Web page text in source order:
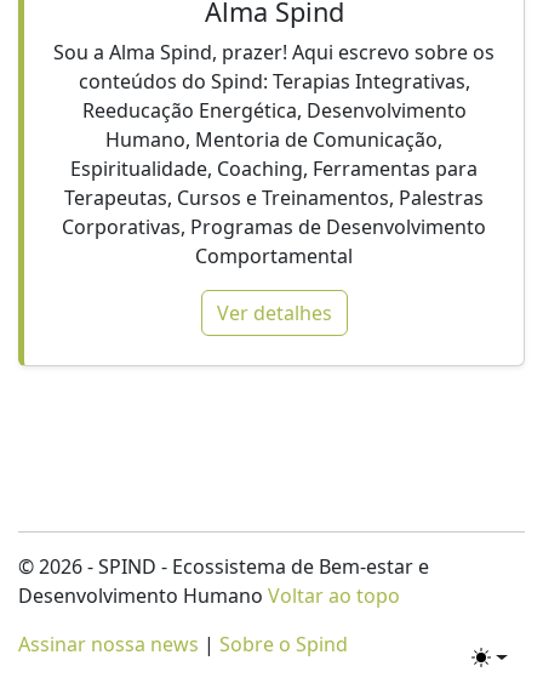
Alma Spind
Sou a Alma Spind, prazer! Aqui escrevo sobre os
conteúdos do Spind: Terapias Integrativas,
Reeducação Energética, Desenvolvimento
Humano, Mentoria de Comunicação,
Espiritualidade, Coaching, Ferramentas para
Terapeutas, Cursos e Treinamentos, Palestras
Corporativas, Programas de Desenvolvimento
Comportamental
Ver detalhes
© 2026 - SPIND - Ecossistema de Bem-estar e
Desenvolvimento Humano Voltar ao topo
Assinar nossa news | Sobre o Spind
Toggle